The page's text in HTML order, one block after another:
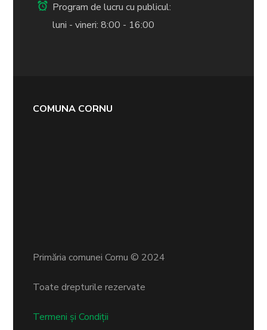
Program de lucru cu publicul:
luni - vineri: 8:00 - 16:00
COMUNA CORNU
Primăria comunei Cornu © 2024
Toate drepturile rezervate
Termeni și Condiții